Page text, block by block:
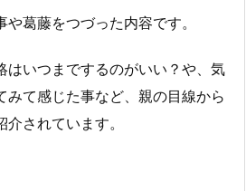
葛藤をつづった内容です。
はいつまでするのがいい？や、気
みて感じた事など、親の目線から
されています。